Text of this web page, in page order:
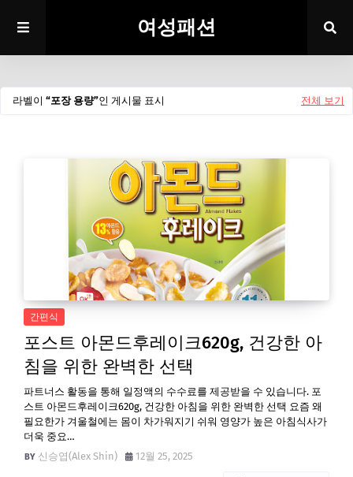
여성패션
라벨이 포장 용량 인 게시물 표시 전체 보기
간편식
포스트 아몬드후레이크620g, 건강한 아
침을 위한 완벽한 선택
파트너스 활동을 통해 일정액의 수수료를 제공받을 수 있습니다. 포
스트 아몬드후레이크620g, 건강한 아침을 위한 완벽한 선택 요즘 왜
필요한가 겨울철에는 몸이 차가워지기 쉬워 영양가 높은 아침식사가
더욱 중요…
신승엽(Alex Shin)
12월 25, 2025